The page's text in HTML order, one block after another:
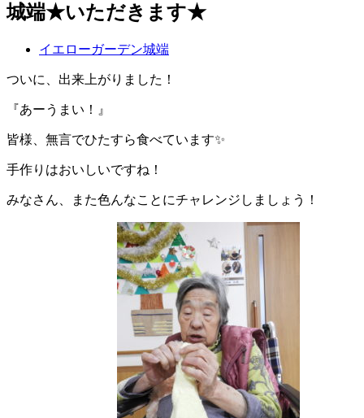
城端★いただきます★
イエローガーデン城端
ついに、出来上がりました！
『あーうまい！』
皆様、無言でひたすら食べています✨
手作りはおいしいですね！
みなさん、また色んなことにチャレンジしましょう！